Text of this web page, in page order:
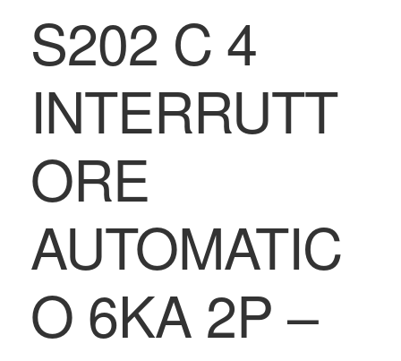
S202 C 4
INTERRUTT
ORE
AUTOMATIC
O 6KA 2P –